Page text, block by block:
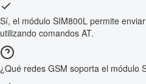
Sí, el módulo SIM800L permite
utilizando comandos AT.
¿Qué redes GSM soporta el módulo